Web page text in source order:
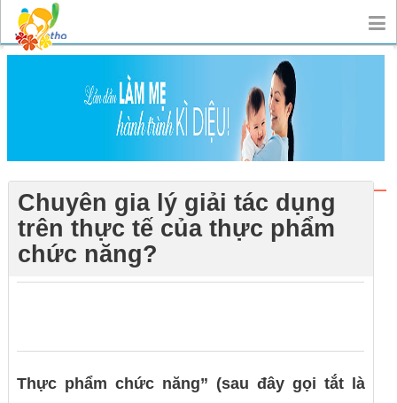
Chuyên gia lý giải tác dụng
trên thực tế của thực phẩm
chức năng?
Thực phẩm chức năng” (sau đây gọi tắt là